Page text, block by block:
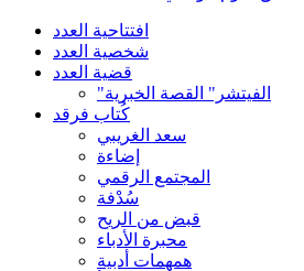
افتتاحية العدد
شخصية العدد
قضية العدد
"الفيتشر" القصة الخبرية
كُتاب فرقد
سعد الغريبي
إضاءة
المجتمع الرقمي
سُدْفة
قبض من الريح
محبرة الأدباء
همهمات أدبية